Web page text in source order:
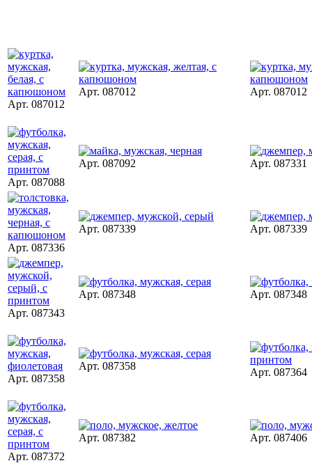
Арт. 087012
Арт. 087012 Арт. 087012
Арт. 087088
Арт. 087092 Арт. 087331
Арт. 087336
Арт. 087339 Арт. 087339
Арт. 087343
Арт. 087348 Арт. 087348
Арт. 087358
Арт. 087358
Арт. 087364
Арт. 087372
Арт. 087382 Арт. 087406